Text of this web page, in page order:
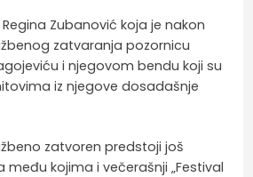
Zubanović koja je nakon
zatvaranja pozornicu
i njegovom bendu koji su
iz njegove dosadašnje
zatvoren predstoji još
kojima i večerašnji „Festival